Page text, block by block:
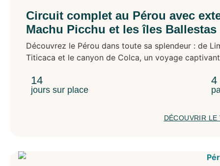
Circuit complet au Pérou avec
Machu Picchu et les îles Ballestas
Découvrez le Pérou dans toute sa splendeur : de
Titicaca et le canyon de Colca, un voyage
14
jours sur place
4
DÉCOUVRIR LE